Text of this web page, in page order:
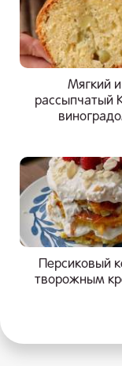
Мягкий и
рассыпчатый
Персиковый
творожным